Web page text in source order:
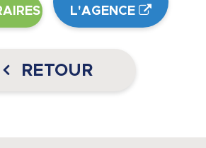
L'AGENCE
RETOUR